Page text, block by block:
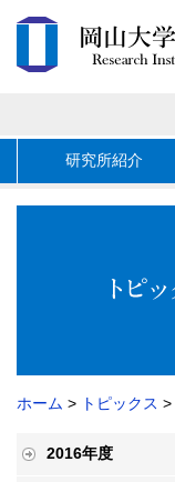
研究所紹介
ホーム > トピックス >
2016年度